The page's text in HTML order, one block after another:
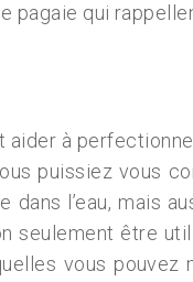
pagaie qui
à
puissiez vous
l’eau, mais
seulement être
vous pouvez